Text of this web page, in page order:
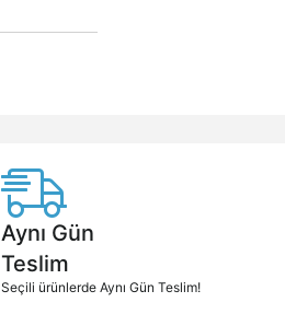
Aynı Gün
Teslim
Seçili ürünlerde Aynı Gün Teslim!